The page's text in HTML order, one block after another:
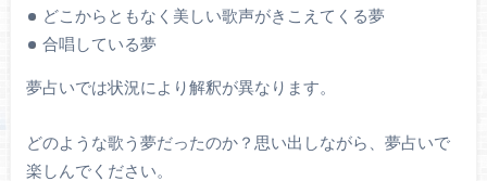
どこからともなく美しい歌声がきこえてくる夢
合唱している夢
夢占いでは状況により解釈が異なります。
どのような歌う夢だったのか？思い出しながら、夢占いで
楽しんでください。